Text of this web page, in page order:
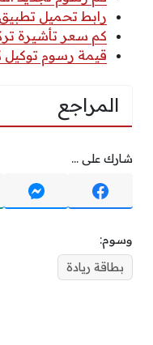
رابط تحميل تطبيق
كم سعر تأشيرة
قيمة رسوم توكيل
المراجع
شارك على ...
وسوم:
بطاقة ريادة